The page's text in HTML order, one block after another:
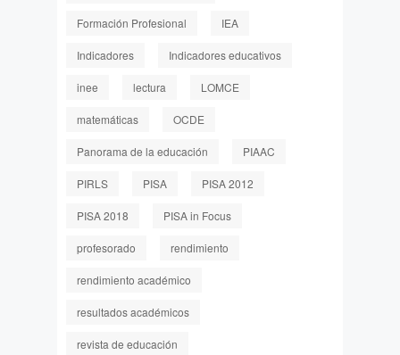
Formación Profesional IEA
Indicadores Indicadores educativos
inee lectura LOMCE
matemáticas OCDE
Panorama de la educación PIAAC
PIRLS PISA PISA 2012
PISA 2018 PISA in Focus
profesorado rendimiento
rendimiento académico
resultados académicos
revista de educación